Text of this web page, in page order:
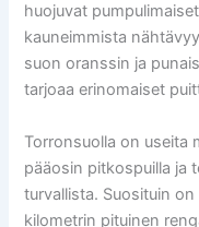
huojuvat
kauneimmista
suon oranssin ja
tarjoaa erinomaiset
Torronsuolla on useita
pääosin pitkospuilla ja
turvallista. Suosituin on
kilometrin pituinen